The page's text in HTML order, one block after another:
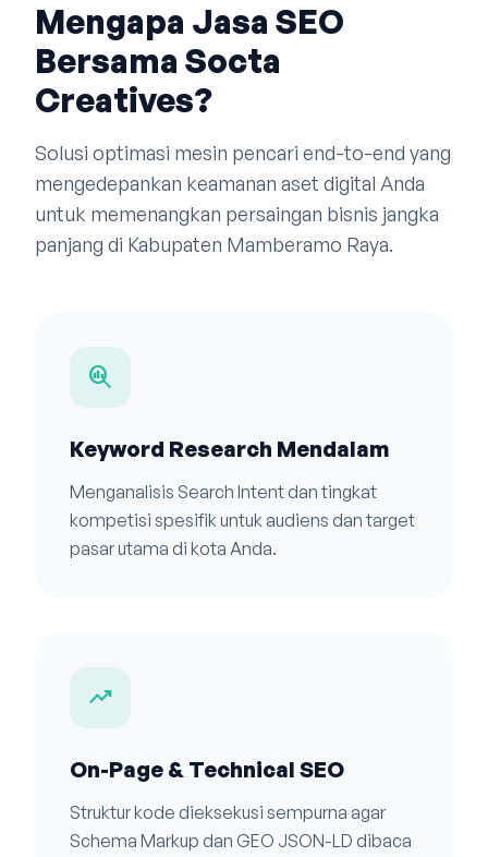
Mengapa Jasa SEO
Bersama Socta
Creatives?
Solusi optimasi mesin pencari end-to-end yang
mengedepankan keamanan aset digital Anda
untuk memenangkan persaingan bisnis jangka
panjang di Kabupaten Mamberamo Raya.
search_insights
Keyword Research Mendalam
Menganalisis Search Intent dan tingkat
kompetisi spesifik untuk audiens dan target
pasar utama di kota Anda.
trending_up
On-Page & Technical SEO
Struktur kode dieksekusi sempurna agar
Schema Markup dan GEO JSON-LD dibaca